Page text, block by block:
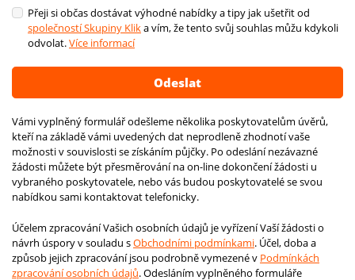
Přeji si občas dostávat výhodné nabídky a tipy jak ušetřit od
společností Skupiny Klika vím, že tento svůj souhlas můžu kdykoli
odvolat.Více informací
Vámi vyplněný formulář odešleme několika poskytovatelům úvěrů,
kteří na základě vámi uvedených dat neprodleně zhodnotí vaše
možnosti v souvislosti se získáním půjčky. Po odeslání nezávazné
žádosti můžete být přesměrování na on-line dokončení žádosti u
vybraného poskytovatele, nebo vás budou poskytovatelé se svou
nabídkou sami kontaktovat telefonicky.
Účelem zpracování Vašich osobních údajů je vyřízení Vaší žádosti o
návrh úspory v souladu sObchodními podmínkami. Účel, doba a
způsob jejich zpracování jsou podrobně vymezené v Podmínkách
zpracování osobních údajů. Odesláním vyplněného formuláře